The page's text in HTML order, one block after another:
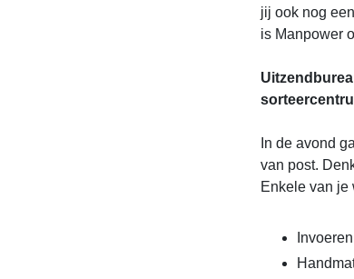
jij ook nog
is Manpower
In de avond
van post.
Enkele van je